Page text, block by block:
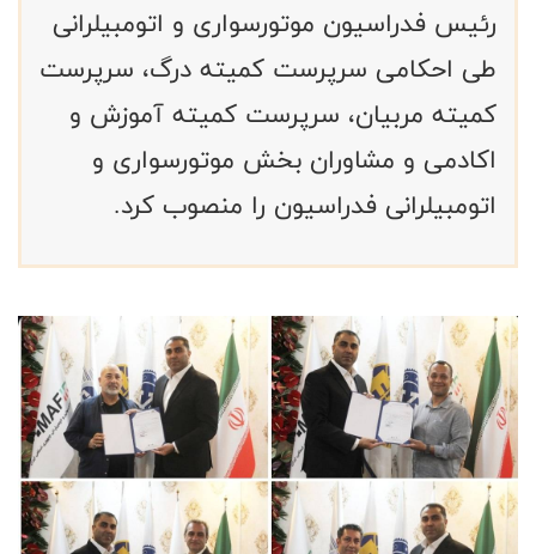
رئیس فدراسیون موتورسواری و اتومبیلرانی
طی احکامی سرپرست کمیته درگ، سرپرست
کمیته مربیان، سرپرست کمیته آموزش و
اکادمی و مشاوران بخش موتورسواری و
اتومبیلرانی فدراسیون را منصوب کرد.